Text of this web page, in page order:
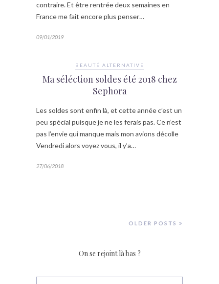
contraire. Et être rentrée deux semaines en
France me fait encore plus penser…
09/01/2019
BEAUTÉ ALTERNATIVE
Ma séléction soldes été 2018 chez
Sephora
Les soldes sont enfin là, et cette année c’est un
peu spécial puisque je ne les ferais pas. Ce n’est
pas l’envie qui manque mais mon avions décolle
Vendredi alors voyez vous, il y’a…
27/06/2018
OLDER POSTS
On se rejoint là bas ?